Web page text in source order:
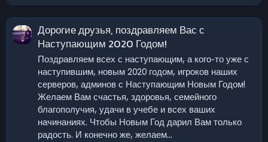
Дорогие друзья, поздравляем Вас с
Наступающим 2020 Годом!
Поздравляем всех с наступающим, а кого-то уже с
наступившим, новым 2020 годом, игроков наших
серверов, админов с Наступающим Новым Годом!
Желаем Вам счастья, здоровья, семейного
благополучия, удачи в учебе и всех ваших
начинаниях. Чтобы Новым Год дарил Вам только
радость. И конечно же, желаем...